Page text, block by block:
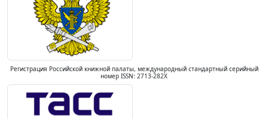
Регистрация Российской книжной палаты, международный стандартный серийный
номер ISSN: 2713-282X